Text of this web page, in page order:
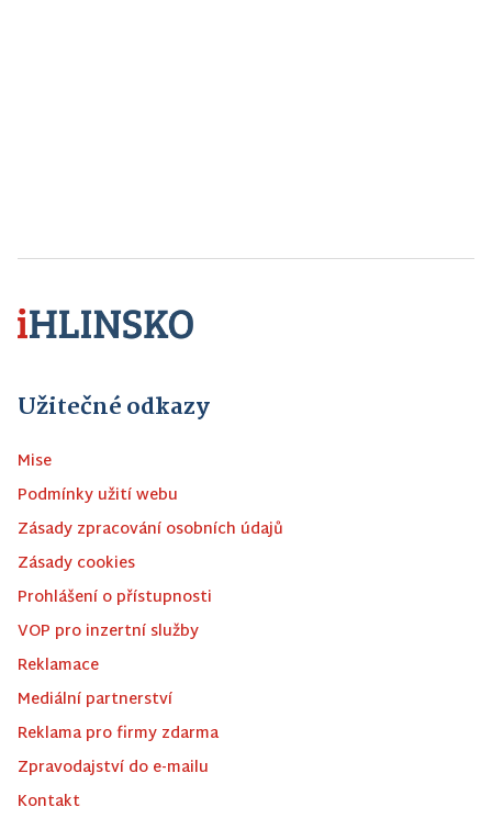
Užitečné odkazy
Mise
Podmínky užití webu
Zásady zpracování osobních údajů
Zásady cookies
Prohlášení o přístupnosti
VOP pro inzertní služby
Reklamace
Mediální partnerství
Reklama pro firmy zdarma
Zpravodajství do e-mailu
Kontakt